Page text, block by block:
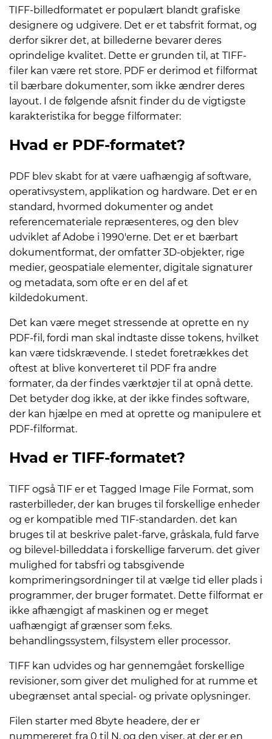
TIFF-billedformatet er populært blandt grafiske
designere og udgivere. Det er et tabsfrit format, og
derfor sikrer det, at billederne bevarer deres
oprindelige kvalitet. Dette er grunden til, at TIFF-
filer kan være ret store. PDF er derimod et filformat
til bærbare dokumenter, som ikke ændrer deres
layout. I de følgende afsnit finder du de vigtigste
karakteristika for begge filformater:
Hvad er PDF-formatet?
PDF blev skabt for at være uafhængig af software,
operativsystem, applikation og hardware. Det er en
standard, hvormed dokumenter og andet
referencemateriale repræsenteres, og den blev
udviklet af Adobe i 1990'erne. Det er et bærbart
dokumentformat, der omfatter 3D-objekter, rige
medier, geospatiale elementer, digitale signaturer
og metadata, som ofte er en del af et
kildedokument.
Det kan være meget stressende at oprette en ny
PDF-fil, fordi man skal indtaste disse tokens, hvilket
kan være tidskrævende. I stedet foretrækkes det
oftest at blive konverteret til PDF fra andre
formater, da der findes værktøjer til at opnå dette.
Det betyder dog ikke, at der ikke findes software,
der kan hjælpe en med at oprette og manipulere et
PDF-filformat.
Hvad er TIFF-formatet?
TIFF også TIF er et Tagged Image File Format, som
rasterbilleder, der kan bruges til forskellige enheder
og er kompatible med TIF-standarden. det kan
bruges til at beskrive palet-farve, gråskala, fuld farve
og bilevel-billeddata i forskellige farverum. det giver
mulighed for tabsfri og tabsgivende
komprimeringsordninger til at vælge tid eller plads i
programmer, der bruger formatet. Dette filformat er
ikke afhængigt af maskinen og er meget
uafhængigt af grænser som f.eks.
behandlingssystem, filsystem eller processor.
TIFF kan udvides og har gennemgået forskellige
revisioner, som giver det mulighed for at rumme et
ubegrænset antal special- og private oplysninger.
Filen starter med 8byte headere, der er
nummereret fra 0 til N, og den viser, at der er en